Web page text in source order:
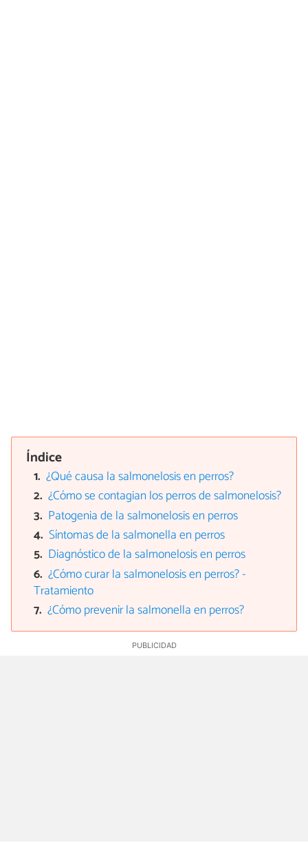
Índice
¿Qué causa la salmonelosis en perros?
¿Cómo se contagian los perros de salmonelosis?
Patogenia de la salmonelosis en perros
Síntomas de la salmonella en perros
Diagnóstico de la salmonelosis en perros
¿Cómo curar la salmonelosis en perros? -
Tratamiento
¿Cómo prevenir la salmonella en perros?